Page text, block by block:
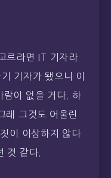
르라면 IT 기자라
기자가 됐으니 이
람이 없을 거다. 하
래 그것도 어울린
이 이상하지 않다
것 같다.